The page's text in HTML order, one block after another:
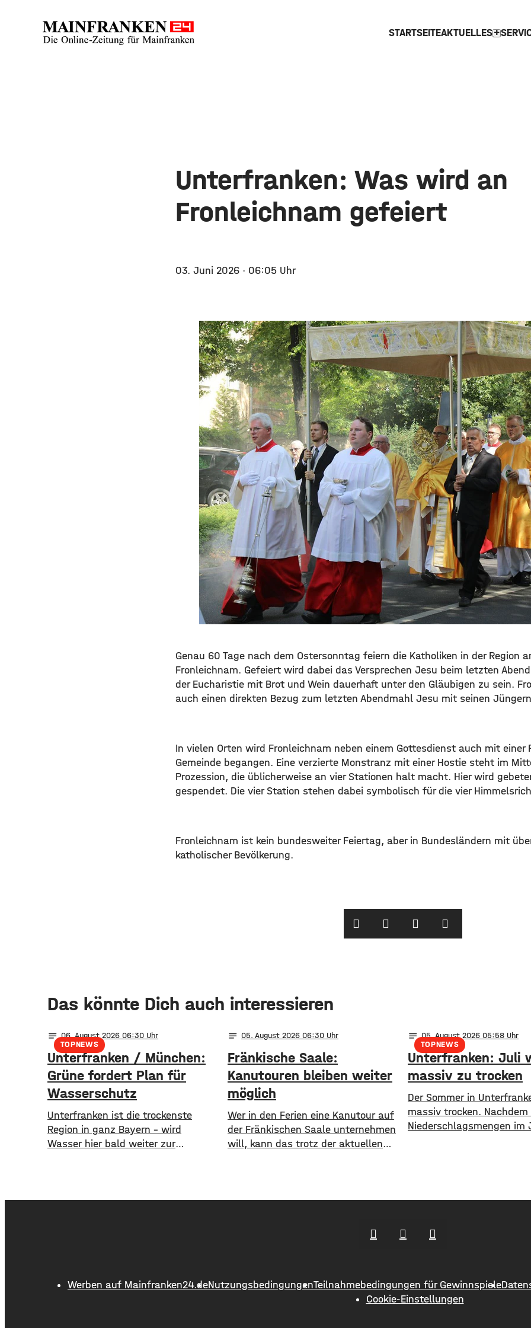
STARTSEITEAKTUELLESexpand_more
Unterfranken: Was wird an
Fronleichnam gefeiert
03. Juni 2026 · 06:05 Uhr
Genau 60 Tage nach dem Ostersonntag feiern die Katholiken in der Region
Fronleichnam. Gefeiert wird dabei das Versprechen Jesu beim letzten
der Eucharistie mit Brot und Wein dauerhaft unter den Gläubigen zu sein.
auch einen direkten Bezug zum letzten Abendmahl Jesu mit seinen
In vielen Orten wird Fronleichnam neben einem Gottesdienst auch mit einer
Gemeinde begangen. Eine verzierte Monstranz mit einer Hostie steht im
Prozession, die üblicherweise an vier Stationen halt macht. Hier wird
gespendet. Die vier Station stehen dabei symbolisch für die vier
Fronleichnam ist kein bundesweiter Feiertag, aber in Bundesländern mit
katholischer Bevölkerung.
Das könnte Dich auch interessieren
TOPNEWS
notes 06. August 2026 06:30
Unterfranken / München:
Grüne fordert Plan für
Wasserschutz
​​Unterfranken ist die trockenste
Region in ganz Bayern – wird
Wasser hier bald weiter zur
Grünen im Bayerischen Landtag
So sollen unter anderem
notes 05. August 2026 06:30
Fränkische Saale:
Kanutouren bleiben weiter
möglich
Wer in den Ferien eine Kanutour auf
der Fränkischen Saale unternehmen
will, kann das trotz der aktuellen
mitgeteilt. Die Pegelstände seien
auch grenzwertig, aber noch gibt es
keine Einschränkungen für Kanuten.
TOPNEWS
notes 05. August 2026 05:58
Unterfranken: Juli
massiv zu trocken
Der Sommer in
massiv trocken. Nachdem
Niederschlagsmengen im
mal zehn Prozent des
Normalerweise fallen in
Bereich
Werben auf Mainfranken24.deNutzungsbedingungenTeilnahmebedingungen für Gewinnspiele
Cookie-Einstellungen